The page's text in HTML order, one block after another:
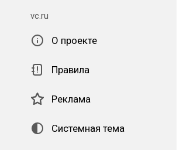
vc.ru
О проекте
Правила
Реклама
Системная тема